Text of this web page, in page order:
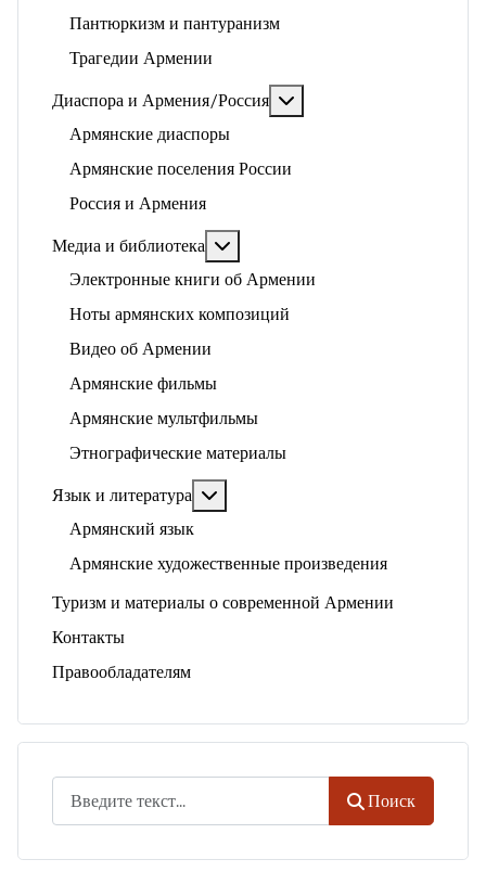
Пантюркизм и пантуранизм
Трагедии Армении
Диаспора и Армения/Россия
Армянские диаспоры
Армянские поселения России
Россия и Армения
Медиа и библиотека
Электронные книги об Армении
Ноты армянских композиций
Видео об Армении
Армянские фильмы
Армянские мультфильмы
Этнографические материалы
Язык и литература
Армянский язык
Армянские художественные произведения
Туризм и материалы о современной Армении
Контакты
Правообладателям
Поиск